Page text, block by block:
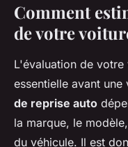
Comment
de votre
L'évaluation de votre
essentielle avant une
de reprise auto
la marque, le
du véhicule. Il est